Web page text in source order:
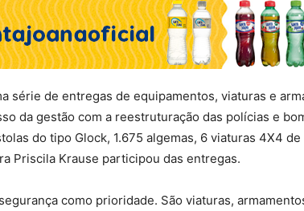
série de entregas de equipamentos, viaturas e
da gestão com a reestruturação das polícias e
do tipo Glock, 1.675 algemas, 6 viaturas 4X4
Priscila Krause participou das entregas.
como prioridade. São viaturas,